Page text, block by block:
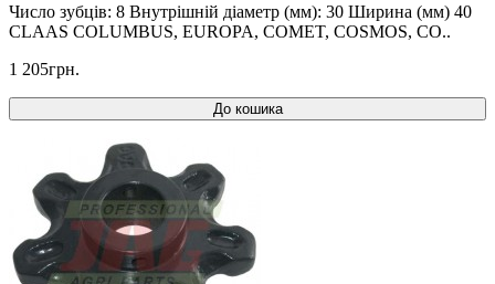
Число зубців: 8 Внутрішній діаметр (мм): 30 Ширина (мм) 40
CLAAS COLUMBUS, EUROPA, COMET, COSMOS, CO..
1 205грн.
До кошика